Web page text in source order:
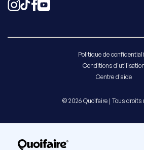
Politique de
Conditions d'utilisation
Centre d'aide
© 2026 Quoifaire | Tous droits